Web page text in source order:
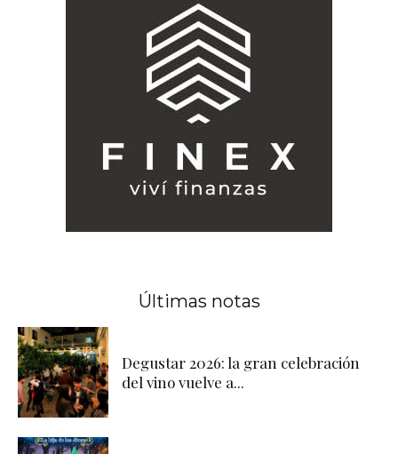
Últimas notas
Degustar 2026: la gran celebración
del vino vuelve a...